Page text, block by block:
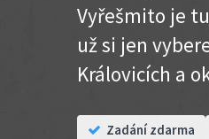
Vyřešmito je
už si jen
Královicích a
Zadání zdarma